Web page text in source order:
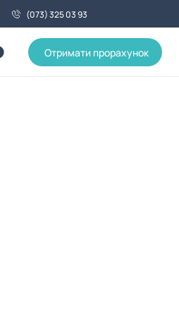
(073) 325 03 93
Отримати прорахунок